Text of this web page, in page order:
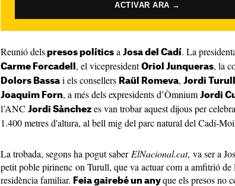
ACTIVAR ARA →
Reunió dels presos polítics a Josa del Cadí. La
Carme Forcadell , el vicepresident Oriol Junqueras, la
Dolors Bassa i els consellers Raül Romeva, Jordi Turull
Joaquim Forn, a més dels expresidents d’Òmnium Jordi
l’ANC Jordi Sànchez es van trobar aquest dijous per
1.400 metres d'altura, al bell mig del parc natural del Cadí-
La trobada, segons ha pogut saber ElNacional.cat, va ser a
petit poble pirinenc on Turull, que va actuar com a amfitrió de
residència familiar. Feia gairebé un any que els presos no